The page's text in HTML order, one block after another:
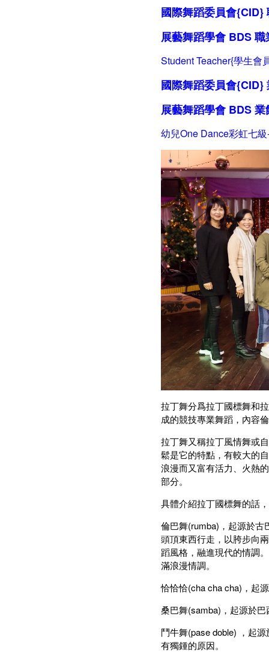
國際舞蹈委員會{CID}
展藝舞蹈學會 BDS職
Student Teacher{學生會
國際舞蹈委員會{CID}
展藝舞蹈學會 BDS業
幼兒One Dance彩虹七
拉丁舞分爲拉丁國標舞和
成的競技專業舞蹈，內容
拉丁舞又稱拉丁風情舞或
鬆是它的特點，有較大的
浪漫而又富有活力、火熱
部分。
具體介紹拉丁國標舞的話
倫巴舞(rumba)，起源於古
頭頂東西行走，以胯步向
蹈風格，融進現代的情調
滿浪漫情調。
恰恰恰(cha cha cha)，起
桑巴舞(samba)，起源於
鬥牛舞(pase doble) ，起
有獨鍾的原因。